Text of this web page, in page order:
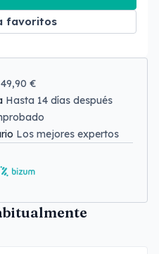
favoritos
€
Hasta 14 días después
Los mejores expertos